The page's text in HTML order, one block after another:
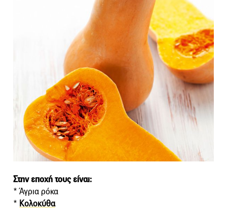
Στην εποχή τους είναι:
* Άγρια ρόκα
* Κολοκύθα